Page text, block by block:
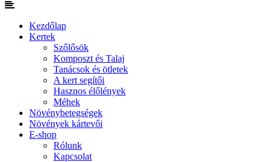
Kezdőlap
Kertek
Szőlősök
Komposzt és Talaj
Tanácsok és ötletek
A kert segítői
Hasznos élőlények
Méhek
Növénybetegségek
Növények kártevői
E-shop
Rólunk
Kapcsolat